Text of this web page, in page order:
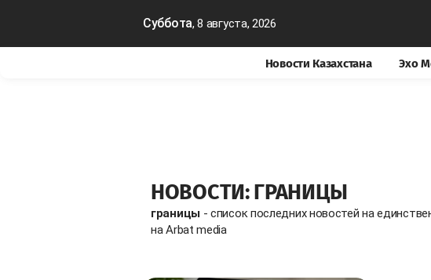
Суббота, 8 августа, 2026
Новости Казахстана Эхо
НОВОСТИ: ГРАНИЦЫ
границы- список последних новостей на
на Arbat media